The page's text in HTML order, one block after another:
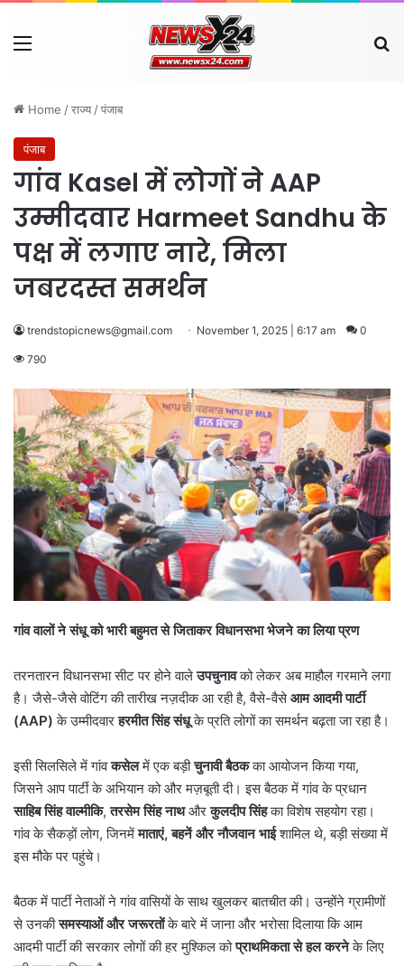
Menu
Home /राज्य /पंजाब
पंजाब
गांव Kasel में लोगों ने AAP
उम्मीदवार Harmeet Sandhu के
पक्ष में लगाए नारे, मिला
जबरदस्त समर्थन
trendstopicnews@gmail.com November 1, 2025 | 6:17 am 0
790
गांव वालों ने संधू को भारी बहुमत से जिताकर विधानसभा भेजने का लिया प्रण
तरनतारन विधानसभा सीट पर होने वालेउपचुनावको लेकर अब माहौल गरमाने लगा
है। जैसे-जैसे वोटिंग की तारीख नज़दीक आ रही है, वैसे-वैसेआम आदमी पार्टी
(AAP) के उम्मीदवारहरमीत सिंह संधूके प्रति लोगों का समर्थन बढ़ता जा रहा है।
इसी सिलसिले में गांवकसेलमें एक बड़ीचुनावी बैठकका आयोजन किया गया,
जिसने आप पार्टी के अभियान को और मज़बूती दी। इस बैठक में गांव के प्रधान
साहिब सिंह वाल्मीकि,तरसेम सिंह नाथऔरकुलदीप सिंहका विशेष सहयोग रहा।
गांव के सैकड़ों लोग, जिनमेंमाताएं,बहनें और नौजवान भाईशामिल थे, बड़ी संख्या में
इस मौके पर पहुंचे।
बैठक में पार्टी नेताओं ने गांव वासियों के साथ खुलकर बातचीत की। उन्होंने ग्रामीणों
से उनकीसमस्याओं और जरूरतोंके बारे में जाना और भरोसा दिलाया कि आम
आदमी पार्टी की सरकार लोगों की हर मुश्किल कोप्राथमिकता से हल करनेके लिए